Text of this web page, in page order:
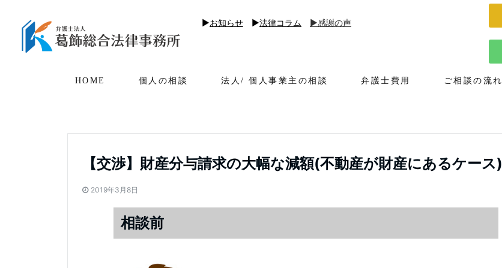
▶︎お知らせ ▶︎法律コラム ▶︎感謝の声
HOME 個人の相談 法人/ 個人事業主の相談 弁護士費用 ご相談の流れ
【交渉】財産分与請求の大幅な減額(不動産が財産にあるケース)
2019年3月8日
相談前